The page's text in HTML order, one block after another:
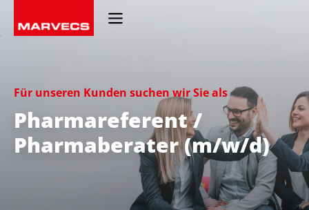
Für unseren Kunden suchen wir Sie als
Pharmareferent /
Pharmaberater (m/w/d)